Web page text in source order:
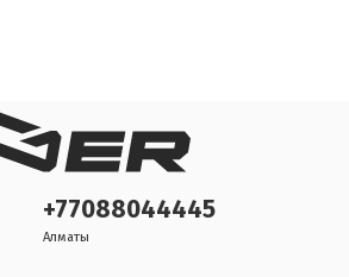
+77088044445
Алматы